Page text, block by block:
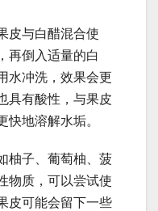
皮与白醋混合使
再倒入适量的白
水冲洗，效果会更
具有酸性，与果皮
快地溶解水垢。
柚子、葡萄柚、菠
物质，可以尝试使
皮可能会留下一些